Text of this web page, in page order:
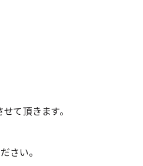
て頂きます。
さい。